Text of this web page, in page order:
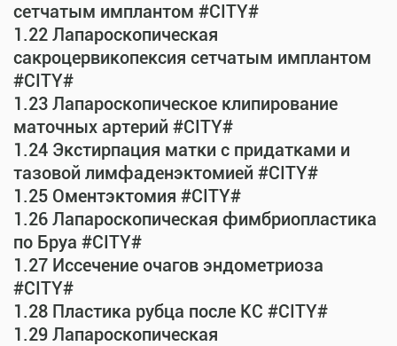
сетчатым имплантом #CITY#
1.22 Лапароскопическая
сакроцервикопексия сетчатым имплантом
#CITY#
1.23 Лапароскопическое клипирование
маточных артерий #CITY#
1.24 Экстирпация матки с придатками и
тазовой лимфаденэктомией #CITY#
1.25 Оментэктомия #CITY#
1.26 Лапароскопическая фимбриопластика
по Бруа #CITY#
1.27 Иссечение очагов эндометриоза
#CITY#
1.28 Пластика рубца после КС #CITY#
1.29 Лапароскопическая